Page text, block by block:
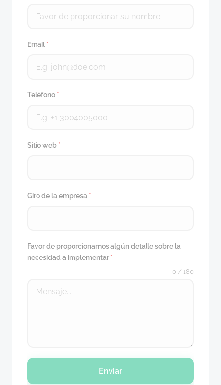
Email *
Teléfono *
Sitio web *
Giro de la empresa *
Favor de proporcionarnos algún detalle sobre la
necesidad a implementar *
0 / 180
Enviar